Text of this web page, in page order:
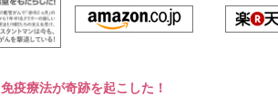
免疫療法が奇跡を起こした！